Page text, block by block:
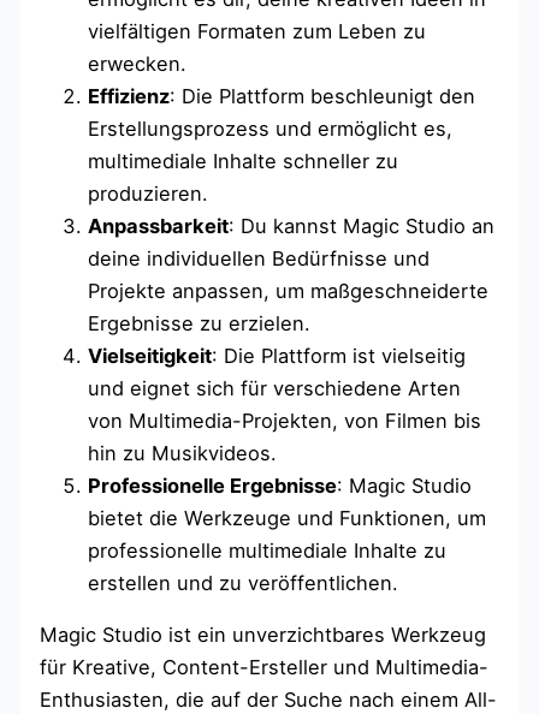
vielfältigen Formaten zum Leben zu
erwecken.
Effizienz: Die Plattform beschleunigt den
Erstellungsprozess und ermöglicht es,
multimediale Inhalte schneller zu
produzieren.
Anpassbarkeit: Du kannst Magic Studio an
deine individuellen Bedürfnisse und
Projekte anpassen, um maßgeschneiderte
Ergebnisse zu erzielen.
Vielseitigkeit: Die Plattform ist vielseitig
und eignet sich für verschiedene Arten
von Multimedia-Projekten, von Filmen bis
hin zu Musikvideos.
Professionelle Ergebnisse: Magic Studio
bietet die Werkzeuge und Funktionen, um
professionelle multimediale Inhalte zu
erstellen und zu veröffentlichen.
Magic Studio ist ein unverzichtbares Werkzeug
für Kreative, Content-Ersteller und Multimedia-
Enthusiasten, die auf der Suche nach einem All-